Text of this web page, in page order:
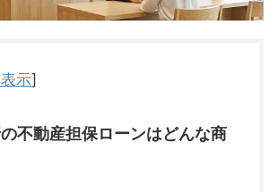
示]
不動産担保ローンはどんな商